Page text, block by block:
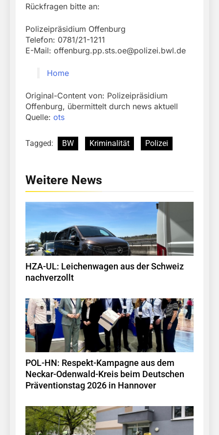
Rückfragen bitte an:
Polizeipräsidium Offenburg
Telefon: 0781/21-1211
E-Mail: offenburg.pp.sts.oe@polizei.bwl.de
Home
Original-Content von: Polizeipräsidium
Offenburg, übermittelt durch news aktuell
Quelle: ots
Tagged: BW Kriminalität Polizei
Weitere News
HZA-UL: Leichenwagen aus der Schweiz
nachverzollt
POL-HN: Respekt-Kampagne aus dem
Neckar-Odenwald-Kreis beim Deutschen
Präventionstag 2026 in Hannover